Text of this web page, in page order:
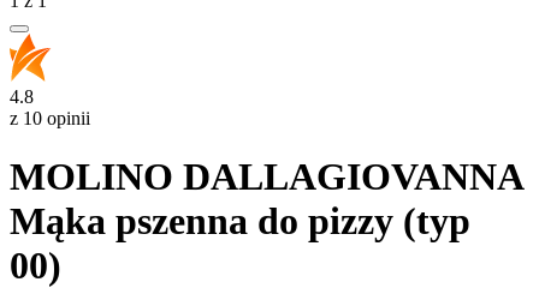
4.8
z 10 opinii
MOLINO DALLAGIOVANNA
Mąka pszenna do pizzy (typ
00)